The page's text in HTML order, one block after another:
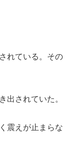
れている。その
出されていた。
震えが止まらな